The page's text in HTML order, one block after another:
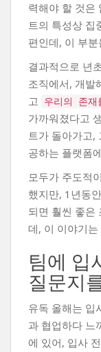
력해야 할 것은
트의 특성상 집
편인데, 이 부
결과적으로 년
조직에서, 개발
고
우리의 존
가까워졌다고
트가 돌아가고,
공하는 플랫폼
모두가 주도적
했지만, 1년동
되면 훨씬 좋은
데, 이 이야기
팀에 입
질문지
유독 올해는 입
과 협업하다 느
에 있어, 입사